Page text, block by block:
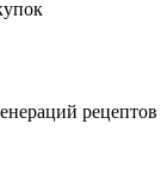
рецептов